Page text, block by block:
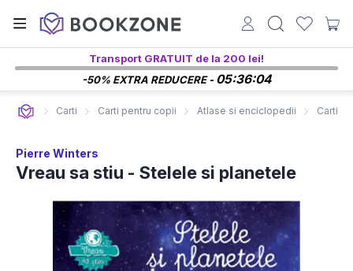
Transport GRATUIT de la 200 lei!
-50% EXTRA REDUCERE -05:36:04
Carti Carti pentru copii Atlase si enciclopedii Carti
Pierre Winters
Vreau sa stiu - Stelele si planetele